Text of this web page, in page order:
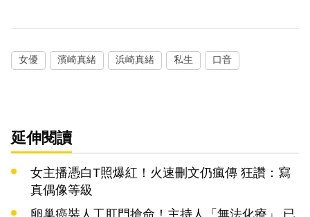
女優 濱崎真緒 浜崎真緒 私生 口音
延伸閱讀
女主播憑白T照爆紅！火速刪文仍瘋傳 狂讚：寫
真偶像等級
卵巢癌裝人工肛門搶命！主持人「無法化療」 已